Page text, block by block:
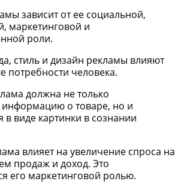
зависит от ее социальной,
маркетинговой и
роли.
стиль и дизайн рекламы влияют
потребности человека.
должна не только
информацию о товаре, но и
в виде картинки в сознании
влияет на увеличение спроса на
продаж и доход. Это
его маркетинговой ролью.